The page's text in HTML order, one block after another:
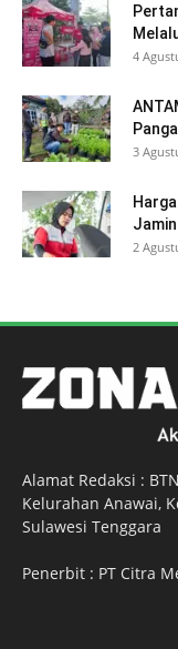
4
3
2
Alamat Redaksi :
Kelurahan Anawai,
Sulawesi Tenggara
Penerbit : PT Citra